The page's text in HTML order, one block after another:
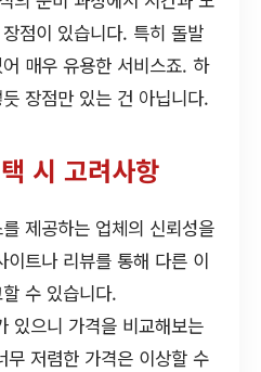
점이 있습니다. 특히 돌발
매우 유용한 서비스죠. 하
장점만 있는 건 아닙니다.
시 고려사항
제공하는 업체의 신뢰성을
이트나 리뷰를 통해 다른 이
수 있습니다.
있으니 가격을 비교해보는
무 저렴한 가격은 이상할 수